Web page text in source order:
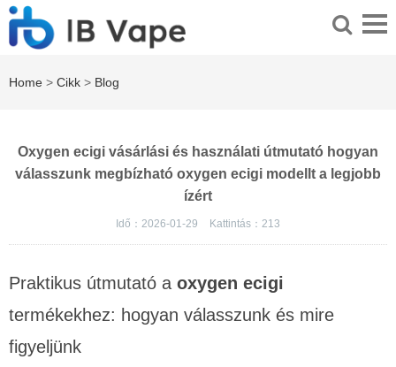
Home > Cikk > Blog
Oxygen ecigi vásárlási és használati útmutató hogyan
válasszunk megbízható oxygen ecigi modellt a legjobb
ízért
Idő：2026-01-29 Kattintás： 213
Praktikus útmutató a oxygen ecigi
termékekhez: hogyan válasszunk és mire
figyeljünk